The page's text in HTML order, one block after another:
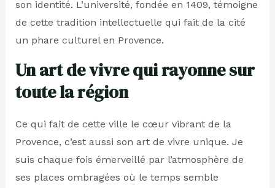
son identité. L’université, fondée en 1409, témoigne
de cette tradition intellectuelle qui fait de la cité
un phare culturel en Provence.
Un art de vivre qui rayonne sur
toute la région
Ce qui fait de cette ville le cœur vibrant de la
Provence, c’est aussi son art de vivre unique. Je
suis chaque fois émerveillé par l’atmosphère de
ses places ombragées où le temps semble